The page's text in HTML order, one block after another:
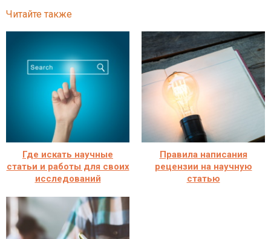
Читайте также
Где искать научные
статьи и работы для своих
исследований
Правила написания
рецензии на научную
статью